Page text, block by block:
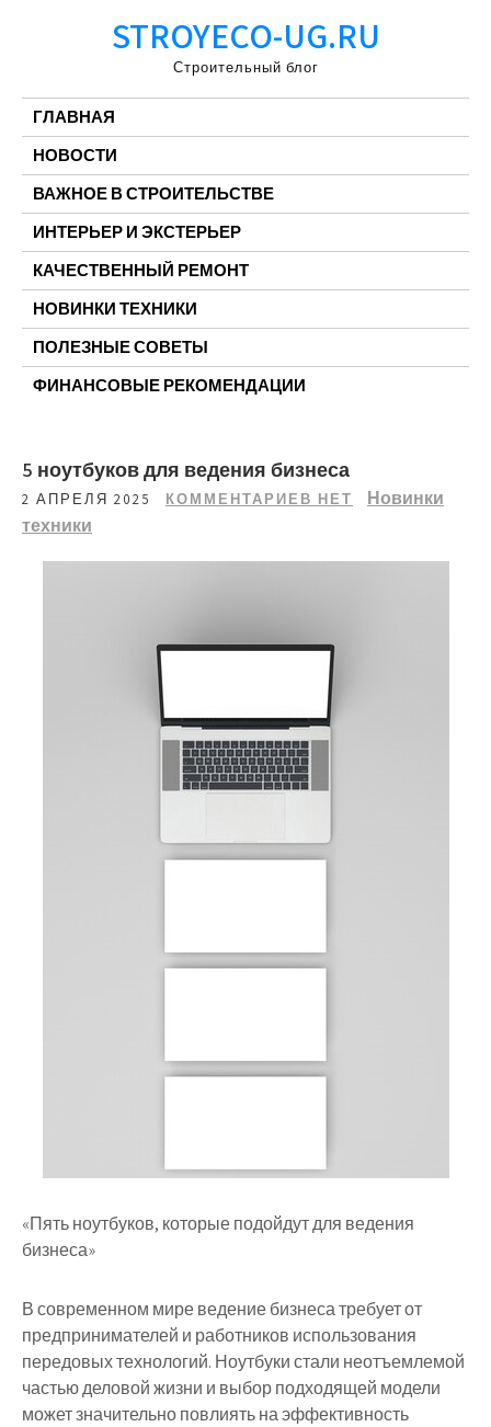
STROYECO-UG.RU
Строительный блог
ГЛАВНАЯ
НОВОСТИ
ВАЖНОЕ В СТРОИТЕЛЬСТВЕ
ИНТЕРЬЕР И ЭКСТЕРЬЕР
КАЧЕСТВЕННЫЙ РЕМОНТ
НОВИНКИ ТЕХНИКИ
ПОЛЕЗНЫЕ СОВЕТЫ
ФИНАНСОВЫЕ РЕКОМЕНДАЦИИ
5 ноутбуков для ведения бизнеса
2 АПРЕЛЯ 2025 КОММЕНТАРИЕВ НЕТ
Новинки
техники
«Пять ноутбуков, которые подойдут для ведения
бизнеса»
В современном мире ведение бизнеса требует от
предпринимателей и работников использования
передовых технологий. Ноутбуки стали неотъемлемой
частью деловой жизни и выбор подходящей модели
может значительно повлиять на эффективность